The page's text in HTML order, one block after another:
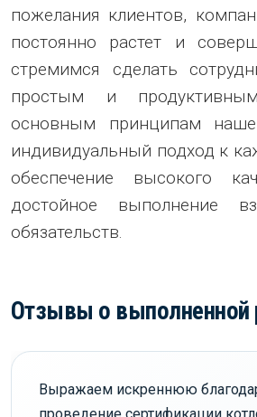
пожелания клиентов,
постоянно растет и
стремимся сделать
простым и
основным принципам
индивидуальный подход к
обеспечение высокого
достойное выполнение
обязательств.
Отзывы о выполненной
Выражаем искреннюю